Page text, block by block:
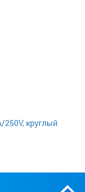
круглый